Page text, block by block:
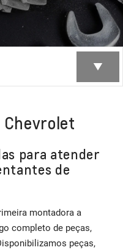
para atender
de
montadora a
completo de peças,
peças,